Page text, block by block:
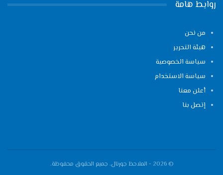
روابط هامة
من نحن
هيئة التحرير
سياسة الخصوصية
سياسة الاستخدام
أعلن معنا
إتصل بنا
© 2026 - الملاحظ جورنال. جميع الحقوق محفوظة.